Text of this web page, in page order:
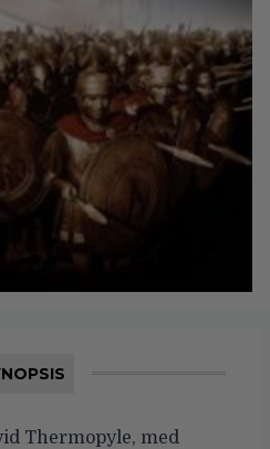
Thermopyle, med